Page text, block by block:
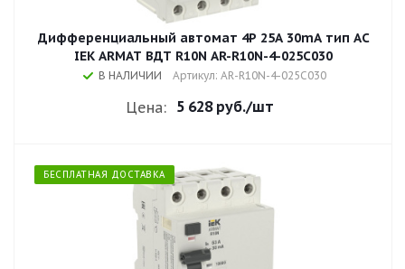
Дифференциальный автомат 4P 25А 30mA тип AC
IEK ARMAT ВДТ R10N AR-R10N-4-025C030
В НАЛИЧИИ Артикул: AR-R10N-4-025C030
Цена: 5 628 руб./шт
БЕСПЛАТНАЯ ДОСТАВКА